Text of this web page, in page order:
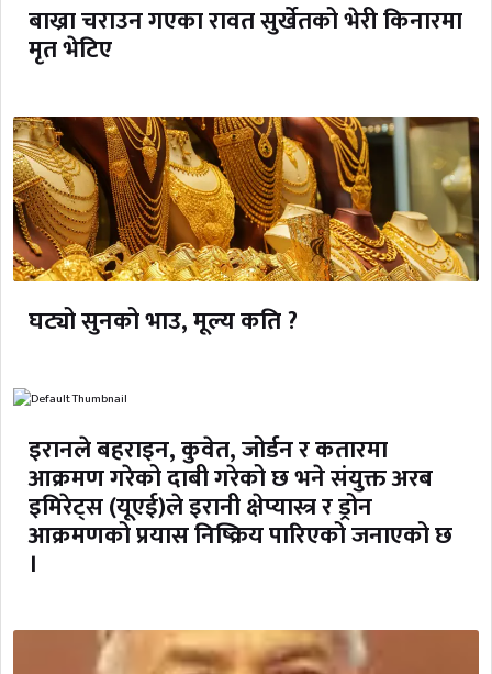
बाख्रा चराउन गएका रावत सुर्खेतको भेरी किनारमा
मृत भेटिए
घट्यो सुनको भाउ, मूल्य कति ?
इरानले बहराइन, कुवेत, जोर्डन र कतारमा
आक्रमण गरेको दाबी गरेको छ भने संयुक्त अरब
इमिरेट्स (यूएई)ले इरानी क्षेप्यास्त्र र ड्रोन
आक्रमणको प्रयास निष्क्रिय पारिएको जनाएको छ
।